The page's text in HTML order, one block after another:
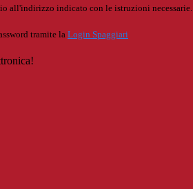
all'indirizzo indicato con le istruzioni necessarie.
tramite la Login Spaggiari